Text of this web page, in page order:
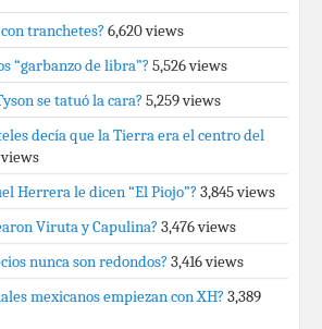
tranchetes? 6,620 views
“garbanzo de libra”? 5,526 views
se tatuó la cara? 5,259 views
decía que la Tierra era el centro del
Herrera le dicen “El Piojo”? 3,845 views
Viruta y Capulina? 3,476 views
nunca son redondos? 3,416 views
mexicanos empiezan con XH? 3,389